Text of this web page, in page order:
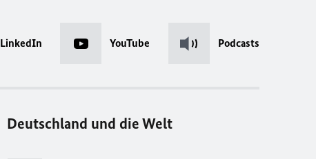
LinkedIn YouTube Podcasts
Deutschland und die Welt